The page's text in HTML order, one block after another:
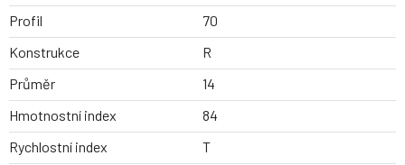
Profil
70
Konstrukce
R
Průměr
14
Hmotnostní index
84
Rychlostní index
T